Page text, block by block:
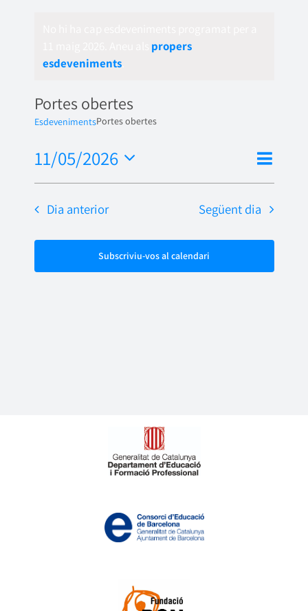
propers
esdeveniments.
Portes obertes
EsdevenimentsPortes obertes
Vistes
de
Dia
11/05/2026
Selecciona
una
data.
Dia anterior Següent dia
Subscriviu-vos al calendari